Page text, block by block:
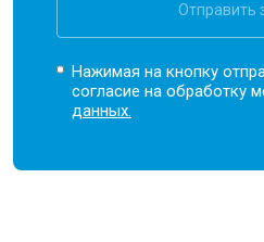
Отправить
Нажимая на кнопку
согласие на обработку
данных.